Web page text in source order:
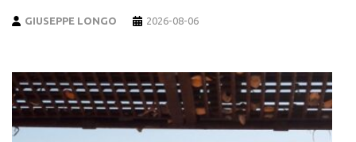
GIUSEPPE LONGO 2026-08-06